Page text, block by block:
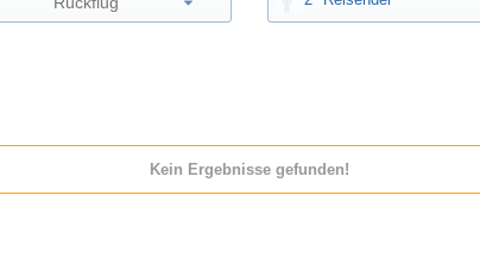
Kein Ergebnisse gefunden!